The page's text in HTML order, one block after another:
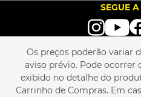
TERMOS
POLÍTICA DE
PERGUNTAS
MEU
MEU
CUPONS DE
RASTREIE O
MAPA
LOVE
SEJAalô alô
SEGUE
Os preços poderão variar
aviso prévio. Pode ocorrer
exibido no detalhe do
Carrinho de Compras. Em